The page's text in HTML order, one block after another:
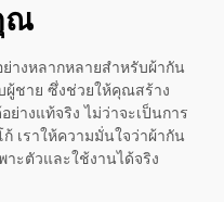
ณ
ย่างหลากหลายสำหรับผ้ากัน
ผู้ชาย ซึ่งช่วยให้คุณสร้าง
างแท้จริง ไม่ว่าจะเป็นการ
เราให้ความมั่นใจว่าผ้ากัน
ะตัวและใช้งานได้จริง